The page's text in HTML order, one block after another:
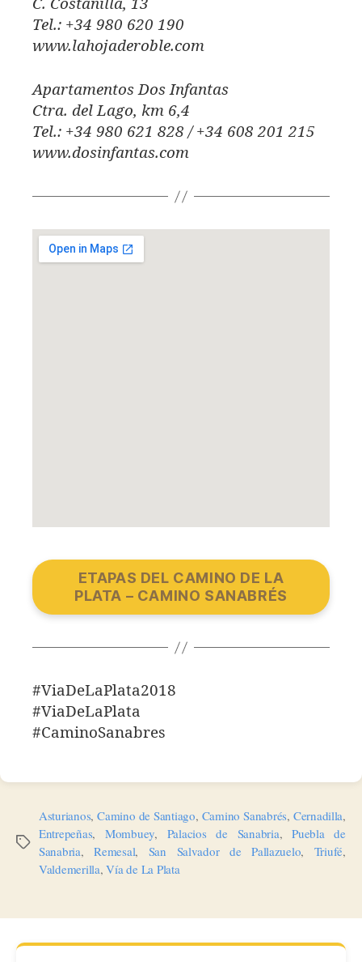
Tel.: +34 980 620 190
www.lahojaderoble.com
Apartamentos Dos Infantas
Ctra. del Lago, km 6,4
Tel.: +34 980 621 828 / +34 608 201 215
www.dosinfantas.com
ETAPAS DEL CAMINO DE LA
PLATA – CAMINO SANABRÉS
#ViaDeLaPlata2018
#ViaDeLaPlata
#CaminoSanabres
Etiquetas
Asturianos,Camino de Santiago, Camino Sanabrés, Cernadilla,
Entrepeñas, Mombuey, Palacios de Sanabria,Puebla de
Sanabria,Remesal, San Salvador de Pallazuelo, Triufé,
Valdemerilla,Vía de La Plata